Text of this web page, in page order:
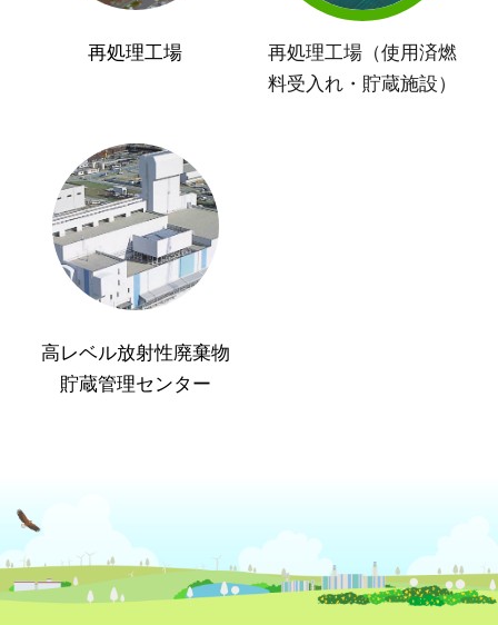
再処理工場
再処理工場（使用済燃
料受入れ・貯蔵施設）
高レベル放射性廃棄物
貯蔵管理センター